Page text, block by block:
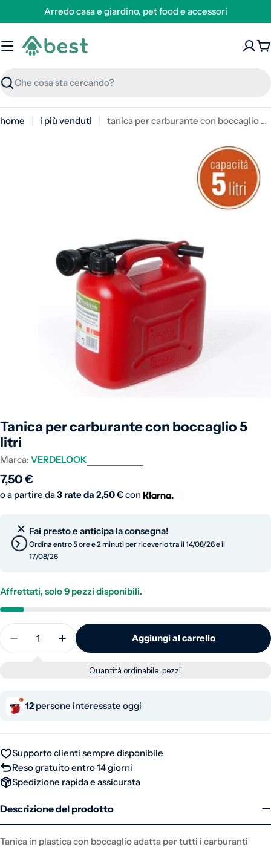
Arredo casa e giardino, pet food e accessori
Ricerca
home i più venduti tanica per carburante con boccaglio 5 litri
supporto 0 in modalità modale
Tanica per carburante con boccaglio 5
litri
Marca: VERDELOOK
Prezzo normale
7,50 €
o a partire da3 rate da 2,50 €con
Fai presto e anticipa la consegna!
Ordina entro 5 ore e 2 minuti per riceverlo tra il 14/08/26 e il
17/08/26
Affrettati, solo9 pezzi disponibili.
Quantità
Diminuisci la quantità per Tanica per carburante
Aumenta la quantità per Tanica per
Aggiungi al carrello
Quantità ordinabile: pezzi.
12persone interessate oggi
Supporto clienti sempre disponibile
Reso gratuito entro 14 giorni
Spedizione rapida e assicurata
Descrizione del prodotto
Tanica in plastica con boccaglio adatta per tutti i carburanti